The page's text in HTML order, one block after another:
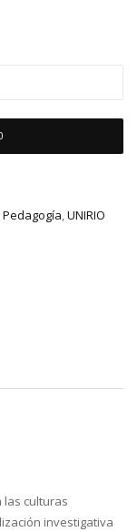
,UNIRIO
las culturas
investigativa